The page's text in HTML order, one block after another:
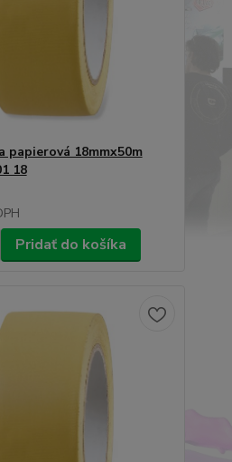
papierová 18mmx50m
18
Pridať do košíka